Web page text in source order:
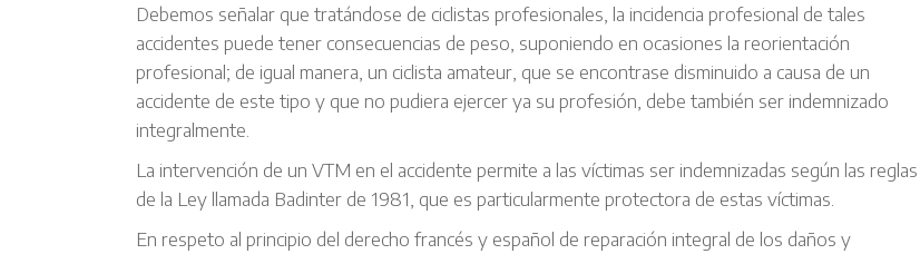
Debemos señalar que tratándose de ciclistas profesionales, la incidencia profesional de tales
accidentes puede tener consecuencias de peso, suponiendo en ocasiones la reorientación
profesional; de igual manera, un ciclista amateur, que se encontrase disminuido a causa de un
accidente de este tipo y que no pudiera ejercer ya su profesión, debe también ser indemnizado
integralmente.
La intervención de un VTM en el accidente permite a las víctimas ser indemnizadas según las reglas
de la Ley llamada Badinter de 1981, que es particularmente protectora de estas víctimas.
En respeto al principio del derecho francés y español de reparación integral de los daños y